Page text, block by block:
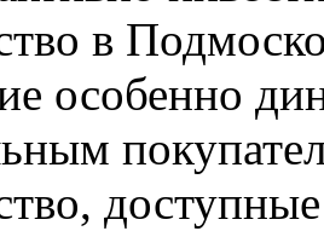
в
особенно